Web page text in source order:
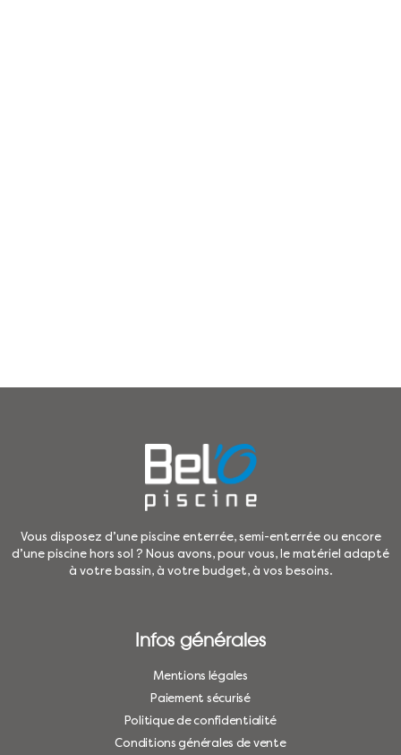
Vous disposez d’une piscine enterrée, semi-enterrée ou encore
d’une piscine hors sol ? Nous avons, pour vous, le matériel adapté
à votre bassin, à votre budget, à vos besoins.
Infos générales
Mentions légales
Paiement sécurisé
Politique de confidentialité
Conditions générales de vente